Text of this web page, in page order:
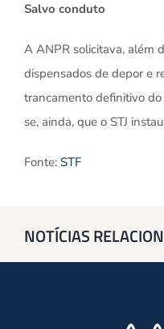
Salvo conduto
A ANPR solicitava, além
dispensados de depor e
trancamento definitivo
se, ainda, que o STJ
Fonte: STF
NOTÍCIAS